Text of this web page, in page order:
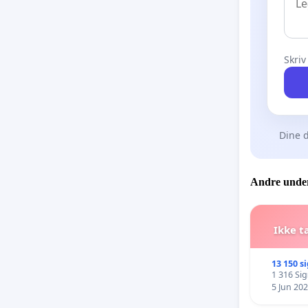
Dine
Andre
Ikke
13 150
1 316
5 Jun